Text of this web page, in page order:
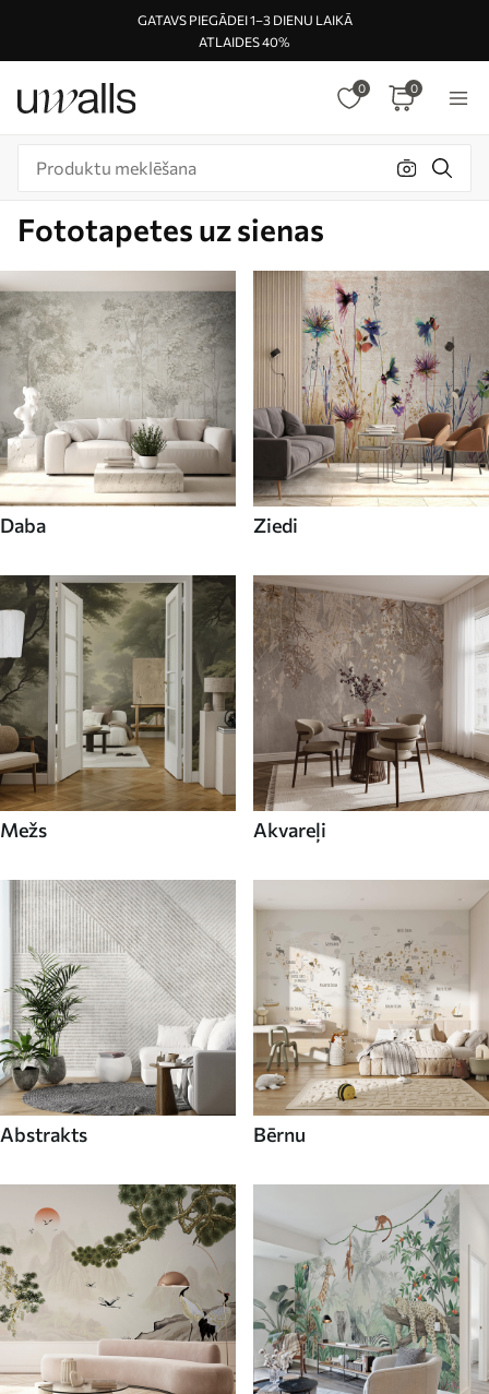
GATAVS PIEGĀDEI 1–3 DIENU LAIKĀ
ATLAIDES 40%
0 0
Fototapetes uz sienas
Daba Ziedi
Mežs Akvareļi
Abstrakts Bērnu